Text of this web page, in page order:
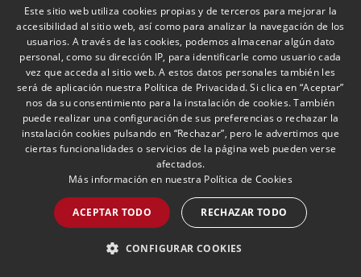
una de las cuestiones más frecuentes en
la fiscalidad de los grupos
multinacionales: la posible incidencia en
el IVA de los ajustes de precios de
transferencia pactados entre entidades
vinculadas
LEER MÁS >>
La sucesión en la Empresa
Familiar: el pacto sucesorio
en Cataluña
SPANISH
ENGLISH
PORTUGUESE
Este sitio web utiliza cookies propias y de terceros para mejorar la
accesibilidad al sitio web, así como para analizar la navegación de los
usuarios. A través de las cookies, podemos almacenar algún dato
personal, como su dirección IP, para identificarle como usuario cada
vez que acceda al sitio web. A estos datos personales también les
será de aplicación nuestra Política de Privacidad. Si clica en “Aceptar”
nos da su consentimiento para la instalación de cookies. También
puede realizar una configuración de sus preferencias o rechazar la
instalación cookies pulsando en “Rechazar”, pero le advertimos que
ciertas funcionalidades o servicios de la página web pueden verse
afectados.
Más información en nuestra Política de Cookies
ACEPTAR TODO RECHAZAR TODO
CONFIGURAR COOKIES